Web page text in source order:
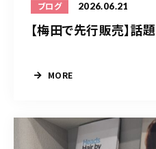
ブログ 2026.06.21
【梅田で先行販売】話
MORE